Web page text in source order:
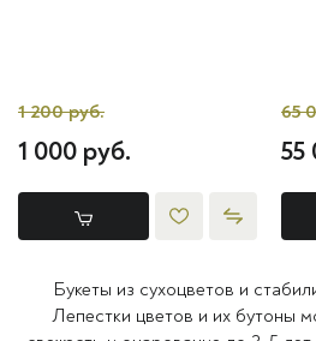
1 200 руб.
1 000 руб.
65
55
Букеты из сухоцветов и
Лепестки цветов и их бутоны